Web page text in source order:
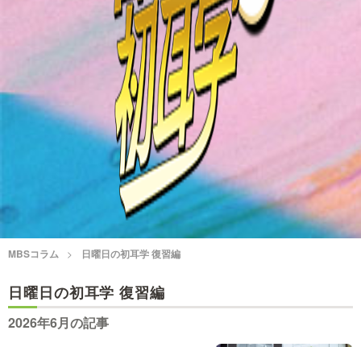
マニアックでメカニカル
そしてＭＢＳ的なＭなス
何が起こるかホンマにわ
からん！？「ごぶごぶ」の
トリセツ
情熱大陸を読む
レストランだけじゃない
「水野真紀の魔法のレスト
ラン」
痛快！明石家電視台に、
エエ話はいらんねん！
池上彰のニュース解説が
読める！「生！池上彰×山
里亮太」
MBSラグビーダイアリー
5分で読める！教えてもら
MBSテレビ TOP
MBSコラム 日曜日の初耳学 復習編
日曜日の初耳学 復習編
2026年6月の記事